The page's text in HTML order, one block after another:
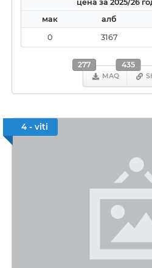
цена за 2025/26
мак
алб
0
3167
MAQ
277 435
4 - viti